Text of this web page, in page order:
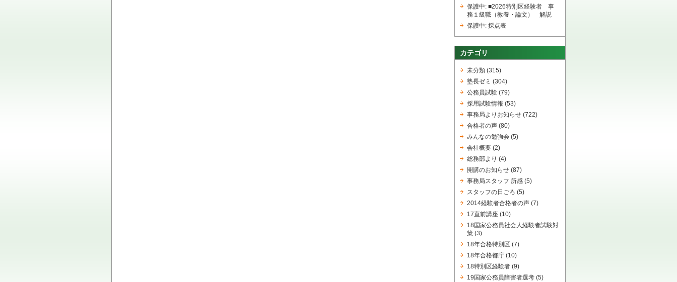
保護中: ■2026特別区経験者 事
務１級職（教養・論文） 解説
保護中: 採点表
カテゴリ
未分類 (315)
塾長ゼミ (304)
公務員試験 (79)
採用試験情報 (53)
事務局よりお知らせ (722)
合格者の声 (80)
みんなの勉強会 (5)
会社概要 (2)
総務部より (4)
開講のお知らせ (87)
事務局スタッフ 所感 (5)
スタッフの日ごろ (5)
2014経験者合格者の声 (7)
17直前講座 (10)
18国家公務員社会人経験者試験対
策 (3)
18年合格特別区 (7)
18年合格都庁 (10)
18特別区経験者 (9)
19国家公務員障害者選考 (5)